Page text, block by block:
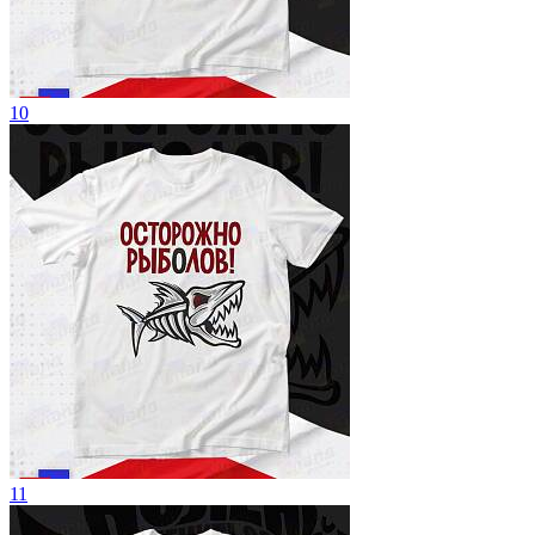
10
11